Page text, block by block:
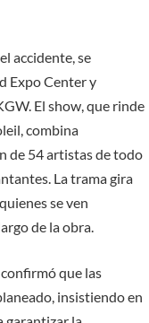
accidente, se
Expo Center y
El show, que rinde
combina
de 54 artistas de todo
La trama gira
se ven
de la obra.
que las
insistiendo en